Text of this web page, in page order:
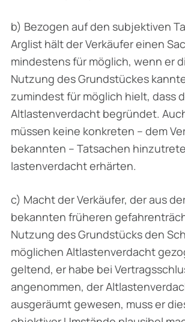
b) Bezogen auf den subjektiven
Arglist hält der Verkäufer einen
mindestens für möglich, wenn er
Nutzung des Grundstückes
zumindest für möglich hielt, dass
Altlastenverdacht begründet.
müssen keine konkreten – dem
bekannten – Tatsachen
lastenverdacht erhärten.
c) Macht der Verkäufer, der aus
bekannten früheren
Nutzung des Grundstücks den
möglichen Altlastenverdacht
geltend, er habe bei
angenommen, der
ausgeräumt gewesen, muss er